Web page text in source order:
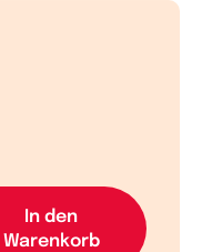
In den
Warenkorb